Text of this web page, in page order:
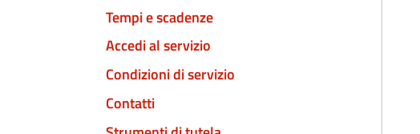
Tempi e scadenze
Accedi al servizio
Condizioni di servizio
Contatti